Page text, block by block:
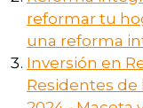
reformar tu
una reforma
Inversión en
Residentes